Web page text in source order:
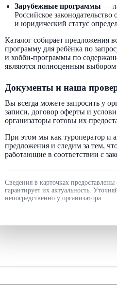
Зарубежные программы —
Российское
и юридический статус
Каталог собирает предложения
программу для ребёнка по
и хобби-программы по
являются полноценным выбором
Документы и наша
Вы всегда можете запросить у
записи, договор оферты и
организаторы готовы их
При этом мы как туроператор и
предложения и следим за тем,
работающие в соответствии с
Сведения в карточках
гарантирует их актуальность.
непосредственно у организатора.